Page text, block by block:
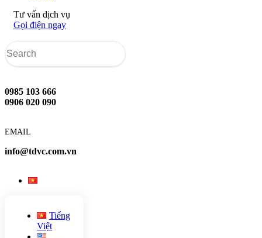
Tư vấn dịch vụ
Gọi điện ngay
0985 103 666
0906 020 090
EMAIL
info@tdvc.com.vn
Tiếng
Việt